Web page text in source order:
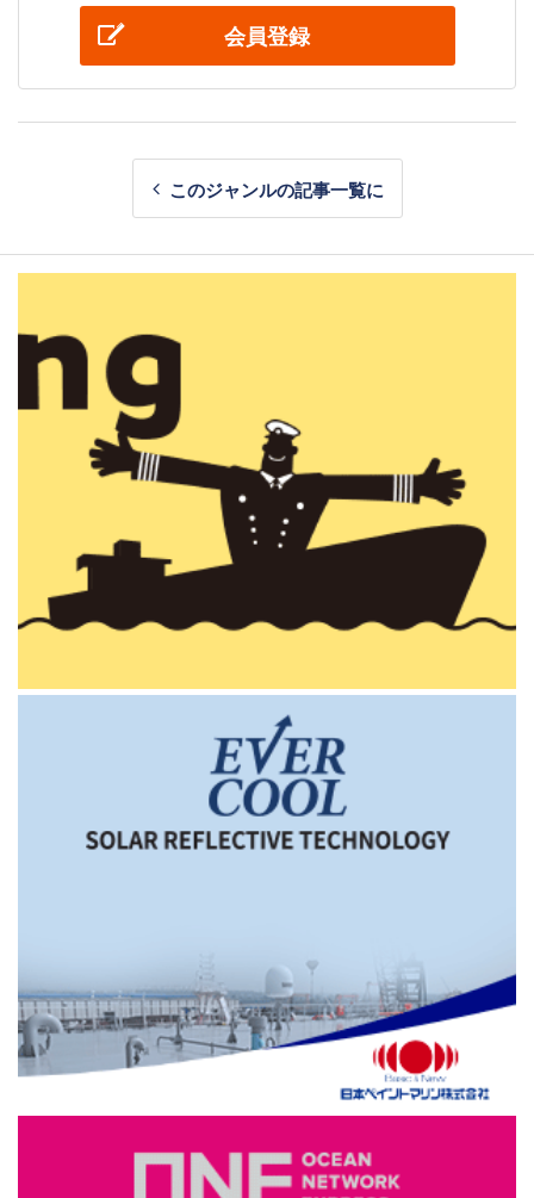
会員登録
このジャンルの記事一覧に